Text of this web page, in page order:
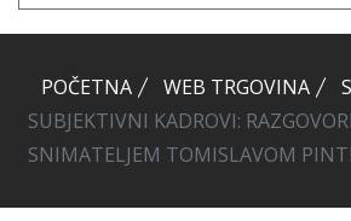
POČETNA WEB TRGOVINA
SUBJEKTIVNI KADROVI:
SNIMATELJEM TOMISLAVOM